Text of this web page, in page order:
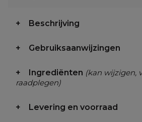
Beschrijving
Gebruiksaanwijzingen
Ingrediënten (kan wijzigen,
raadplegen)
Levering en voorraad